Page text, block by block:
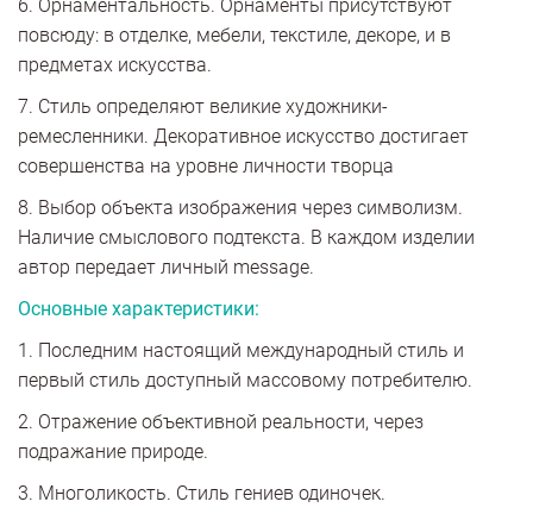
6. Орнаментальность. Орнаменты присутствуют
повсюду: в отделке, мебели, текстиле, декоре, и в
предметах искусства.
7. Стиль определяют великие художники-
ремесленники. Декоративное искусство достигает
совершенства на уровне личности творца
8. Выбор объекта изображения через символизм.
Наличие смыслового подтекста. В каждом изделии
автор передает личный message.
Основные характеристики:
1. Последним настоящий международный стиль и
первый стиль доступный массовому потребителю.
2. Отражение объективной реальности, через
подражание природе.
3. Многоликость. Стиль гениев одиночек.